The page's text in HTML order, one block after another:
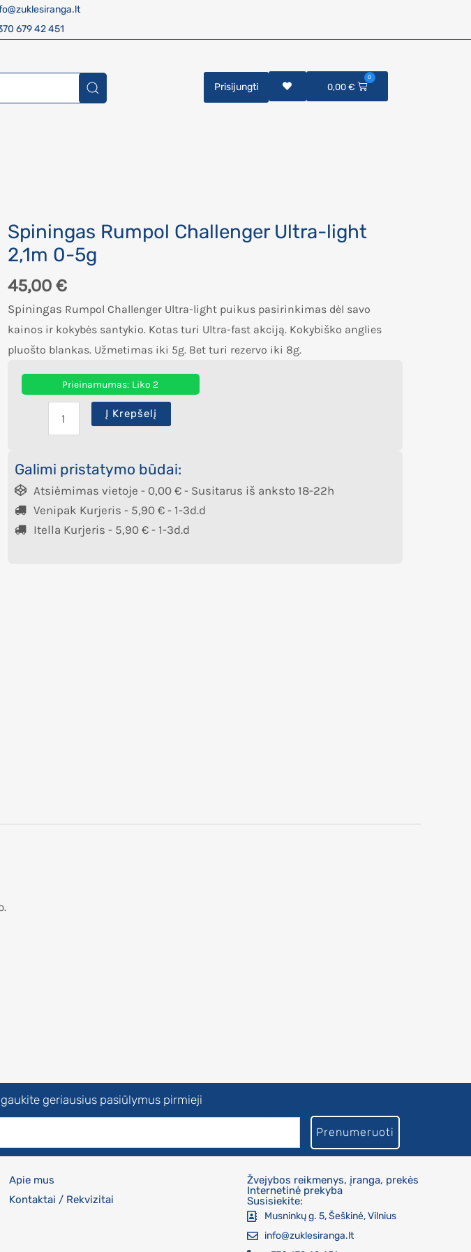
679 42 451
0,00 €
0
Prisijungti
Spiningas Rumpol Challenger Ultra-light
2,1m 0-5g
45,00 €
Spiningas Rumpol Challenger Ultra-light puikus pasirinkimas dėl savo
kainos ir kokybės santykio. Kotas turi Ultra-fast akciją. Kokybiško anglies
pluošto blankas. Užmetimas iki 5g. Bet turi rezervo iki 8g.
Prieinamumas: Liko 2
Į Krepšelį
Galimi pristatymo būdai:
Atsiėmimas vietoje - 0,00 € - Susitarus iš anksto 18-22h
Venipak Kurjeris - 5,90 € - 1-3d.d
Itella Kurjeris - 5,90 € - 1-3d.d
geriausius pasiūlymus pirmieji
Prenumeruoti
Apie mus
Kontaktai / Rekvizitai
Žvejybos reikmenys, įranga, prekės
Internetinė prekyba
Susisiekite:
Musninkų g. 5, Šeškinė, Vilnius
info@zuklesiranga.lt